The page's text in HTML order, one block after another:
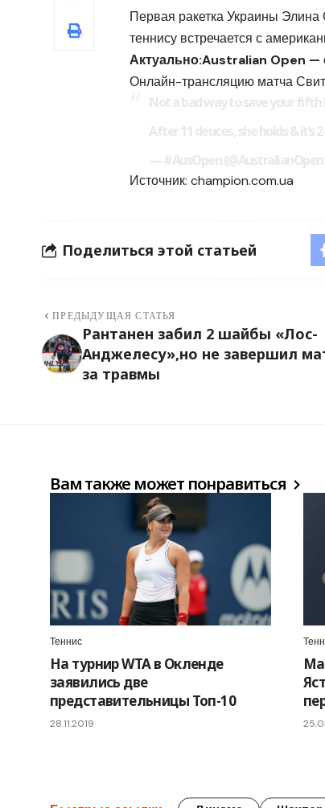
Первая ракетка Украины
теннису встречается с
Актуально:Australian Open —
Онлайн-трансляцию матча
Источник: champion.com.ua
Поделиться этой статьей
ПРЕДЫДУЩАЯ СТАТЬЯ
Рантанен забил 2 шайбы «Лос-
Анджелесу»,но не завершил
за травмы
Вам также может понравиться
Теннис
На турнир WTA в Окленде
заявились две
представительницы Топ-10
28.11.2019